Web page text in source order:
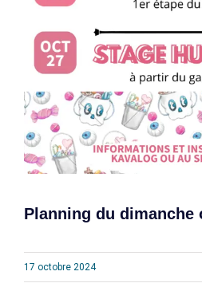
Planning du dimanche
17 octobre 2024